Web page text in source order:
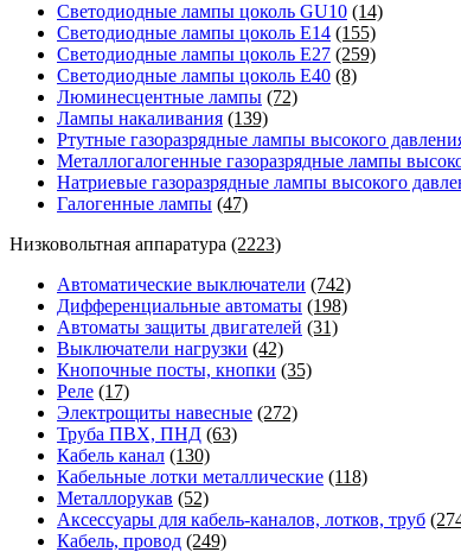
Светодиодные лампы цоколь GU10 (14)
Светодиодные лампы цоколь E14 (155)
Светодиодные лампы цоколь E27 (259)
Светодиодные лампы цоколь E40 (8)
Люминесцентные лампы (72)
Лампы накаливания (139)
Ртутные газоразрядные лампы высокого
Металлогалогенные газоразрядные лампы
Натриевые газоразрядные лампы высокого
Галогенные лампы (47)
Низковольтная аппаратура (2223)
Автоматические выключатели (742)
Дифференциальные автоматы (198)
Автоматы защиты двигателей (31)
Выключатели нагрузки (42)
Кнопочные посты, кнопки (35)
Реле (17)
Электрощиты навесные (272)
Труба ПВХ, ПНД (63)
Кабель канал (130)
Кабельные лотки металлические (118)
Металлорукав (52)
Аксессуары для кабель-каналов, лотков, труб
Кабель, провод (249)